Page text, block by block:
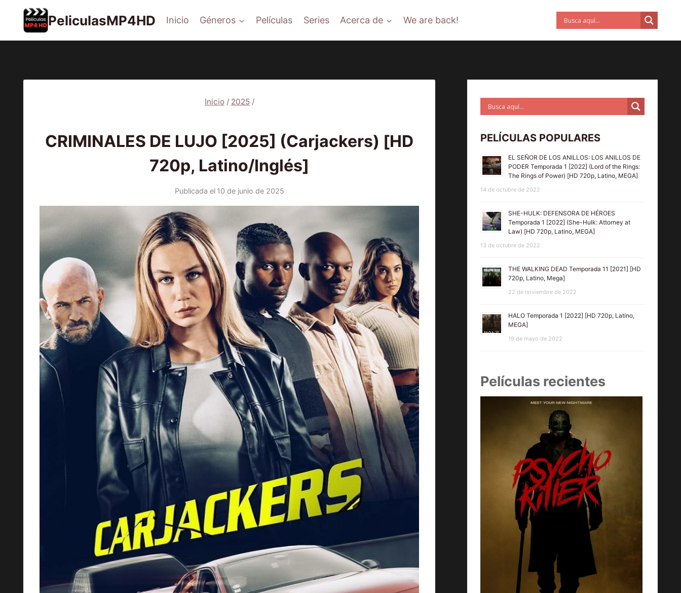
contenido
PeliculasMP4HD Inicio Géneros Películas Series Acerca de We are back!
Inicio / 2025 /
CRIMINALES DE LUJO [2025] (Carjackers) [HD
720p, Latino/Inglés]
Publicada el 10 de junio de 2025
PELÍCULAS POPULARES
EL SEÑOR DE LOS ANILLOS: LOS ANILLOS DE
PODER Temporada 1 [2022] (Lord of the Rings:
The Rings of Power) [HD 720p, Latino, MEGA]
14 de octubre de 2022
SHE-HULK: DEFENSORA DE HÉROES
Temporada 1 [2022] (She-Hulk: Attorney at
Law) [HD 720p, Latino, MEGA]
13 de octubre de 2022
THE WALKING DEAD Temporada 11 [2021] [HD
720p, Latino, Mega]
22 de noviembre de 2022
HALO Temporada 1 [2022] [HD 720p, Latino,
MEGA]
19 de mayo de 2022
Películas recientes